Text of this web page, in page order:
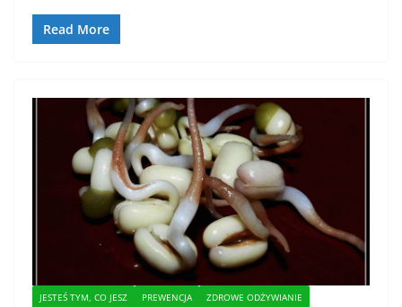
Read More
JESTEŚ TYM, CO JESZ PREWENCJA ZDROWE ODŻYWIANIE